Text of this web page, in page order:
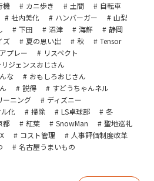
機 カニ歩き 土間
自転車
社内美化 ハンバーガー
山梨
下田 沼津 海鮮
静岡
ズ 夏の思い出 秋
Tensor
プレー
リスペクト
ジェンスおじさん
な
おもしろおじさん
説得
すどうちゃんネル
ーニング
ディズニー
化 掃除 LS卓球部
冬
都 紅葉 SnowMan
聖地巡礼
コスト管理
人事評価制度改革
名古屋うまいもの